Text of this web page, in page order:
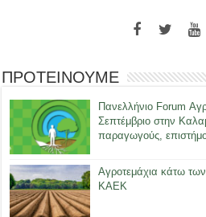
ΠΡΟΤΕΙΝΟΥΜΕ
Πανελλήνιο Forum
Σεπτέμβριο στην
παραγωγούς,
Αγροτεμάχια κάτω
ΚΑΕΚ